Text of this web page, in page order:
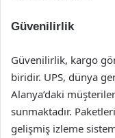
Güvenilirlik
Güvenilirlik, kargo
biridir. UPS, dünya
Alanya’daki
sunmaktadır.
gelişmiş izleme